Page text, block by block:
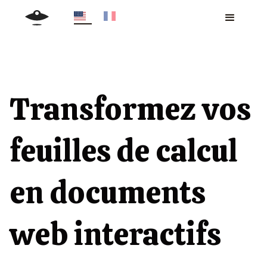
Transformez vos
feuilles de calcul
en documents
web interactifs